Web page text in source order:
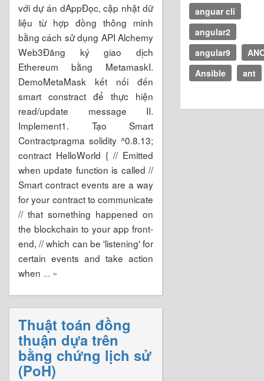
với dự án dAppĐọc, cập nhật dữ
liệu từ hợp đồng thông minh
bằng cách sử dụng API Alchemy
Web3Đăng ký giao dịch
Ethereum bằng MetamaskI.
DemoMetaMask kết nối đến
smart constract để thực hiện
read/update message II.
Implement1. Tạo Smart
Contractpragma solidity ^0.8.13;
contract HelloWorld { // Emitted
when update function is called //
Smart contract events are a way
for your contract to communicate
// that something happened on
the blockchain to your app front-
end, // which can be 'listening' for
certain events and take action
when ... »
Thuật toán đồng
thuận dựa trên
bằng chứng lịch sử
(PoH)
anguar cli
angular2
angular9
Ansible
ant